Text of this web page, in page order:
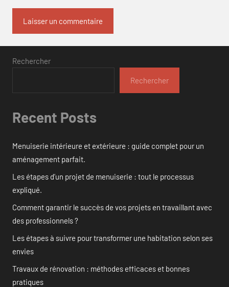
Rechercher
Rechercher
Recent Posts
Menuiserie intérieure et extérieure : guide complet pour un
aménagement parfait.
Les étapes d’un projet de menuiserie : tout le processus
expliqué.
Comment garantir le succès de vos projets en travaillant avec
des professionnels ?
Les étapes à suivre pour transformer une habitation selon ses
envies
Travaux de rénovation : méthodes efficaces et bonnes
pratiques